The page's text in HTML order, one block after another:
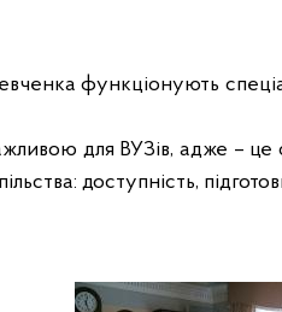
функціонують
для ВУЗів, адже – це
доступність,